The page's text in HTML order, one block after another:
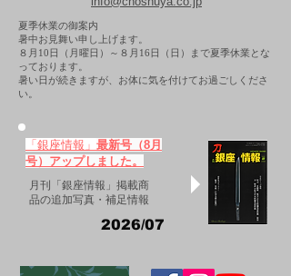
夏季休業の御案内
暑中お見舞い申し上げます。
８月10日（月曜日）～８月16日（日）まで夏季休業とな
っております。
​暑い日が続きますが、お体に気を付けてお過ごしくださ
い。
「銀座情報」 最新号（8月
号）アップしました。
月刊「銀座情報」掲載商
品の追加写真・補足情報
2026/07